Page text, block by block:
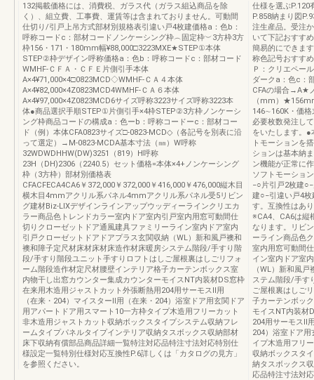
132掲載価格には、消費税、ガラス代（ガラス組込商品を除
く）、組立費、工事費、運賃等は含まれておりません。可動間
仕切り/引戸上吊方式部材別規格表引違い戸4枚建価格a：色b：
呼称コードc：部材コードノンケーシング枠︵固定枠︶3方枠3方
枠156・171・180mm幅¥88,000□3223MXE★STEP①本体
STEP②枠デザイン呼称価格a：色b：呼称コードc：部材コード
WMHF-ＣＦＡ・ＣＦＥ片側引手本体
A×4¥71,000×4□0823MCD◇WMHF-ＣＡ４本体
A×4¥82,000×4Z0823MCD4WMHF-ＣＡ６本体
A×4¥97,000×4Z0823MCD6サイズ呼称3223サイズ呼称3223本
体●商品選択手順STEP①片側引手×4枠STEP②3方枠ノンケーシ
ング枠商品コードの構成a：色ーb：呼称コードーc：部材コー
ド（例）本体CFA0823サイズ□-0823-MCD◇（各記号を別表に沿
って選定）→M-0823-MCDA基本寸法（㎜）W呼称
32WDWDHHW(DW)3251（819）H呼称
23H（DH)2306（2240.5）セット価格=本体×4+ノンケーシング
枠（3方枠）部材別価格表
CFACFECA4CA6￥372,000￥372,000￥416,000￥476,000縦木目
横木目4mmアクリル系パネル4mmアクリル系パネル受5リビン
グ建材Biz-LIXデザインラインアップウッディーラインクリエカ
ラー商品色トレンドカラー室内ドア室内引戸室内用窓可動間仕
切りクローゼットドア通風建具ファミリーライン室内ドア室内
引戸クローゼットドアドアプラス玄関収納（WL）新和風戸襖和
襖和障子定尺材床材床材床造作材床暖房システム階段/手すり階
段/手すり階段ユニット手すりロフトはしご屋根裏はしごリフォ
ーム階段造作材定尺材腰壁インテリア格子カーテンボックス室
内物干し出窓カウンター集成カウンターモイスNT内装材DS窓枠
在来用木造用ジャストカット外張断熱用204用サーモスⅡ用
（在来・204）マイスターⅡ用（在来・204）浴室ドア用玄関ドア
用アパートドア用スマート10一方枠タイプ木造用フリーカット
非木造用ジャストカット収納ボックスタイプシステム収納フレ
ームタイプパネルタイプインテリア収納タスボックス収納部材
床下収納有償部品商品詳細一覧特注対応品特注寸法対応特別仕
様設定一覧特別仕様対応互換性P.6詳しくは「カタログの見方」
を参照ください。
仕様を選ぶP.120
P.858納まり図
注生産品。受注
いて下記おすす
簡易的にできま
称色記号おすす
Ｐ：クリエペー
ダークa：色c：
CFAの場合→A★
（mm）
146∼160K・価
必要枚数発注し
をいたします。
トモーションを
ションは基本納
ン機能が正常に
ソフトモーショ
−○片引戸2枚建
建○−引違い戸4
す。互換性はあ
※CA4、CA6は縦
なります。リビ
ーライン商品色
室内用窓可動間
イン室内ドア室
（WL）新和風
ステム階段/手す
ご屋根裏はしご
子カーテンボッ
モイスNT内装材
204用サーモスⅡ
204）浴室ドア
イプ木造用フリ
収納ボックスタ
納タスボックス
応品特注寸法対